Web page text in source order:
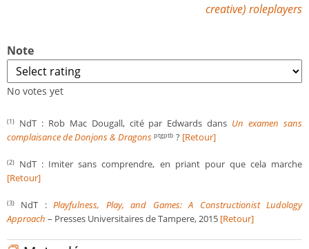
creative) roleplayers
Note
No votes yet
(1) NdT : Rob Mac Dougall, cité par Edwards dans Un examen sans
complaisance de Donjons & Dragons ptgptb ? [Retour]
(2)
NdT : Imiter sans comprendre, en priant pour que cela marche
[Retour]
(3) NdT :Playfulness, Play, and Games: A Constructionist Ludology
Approach – Presses Universitaires de Tampere, 2015 [Retour]